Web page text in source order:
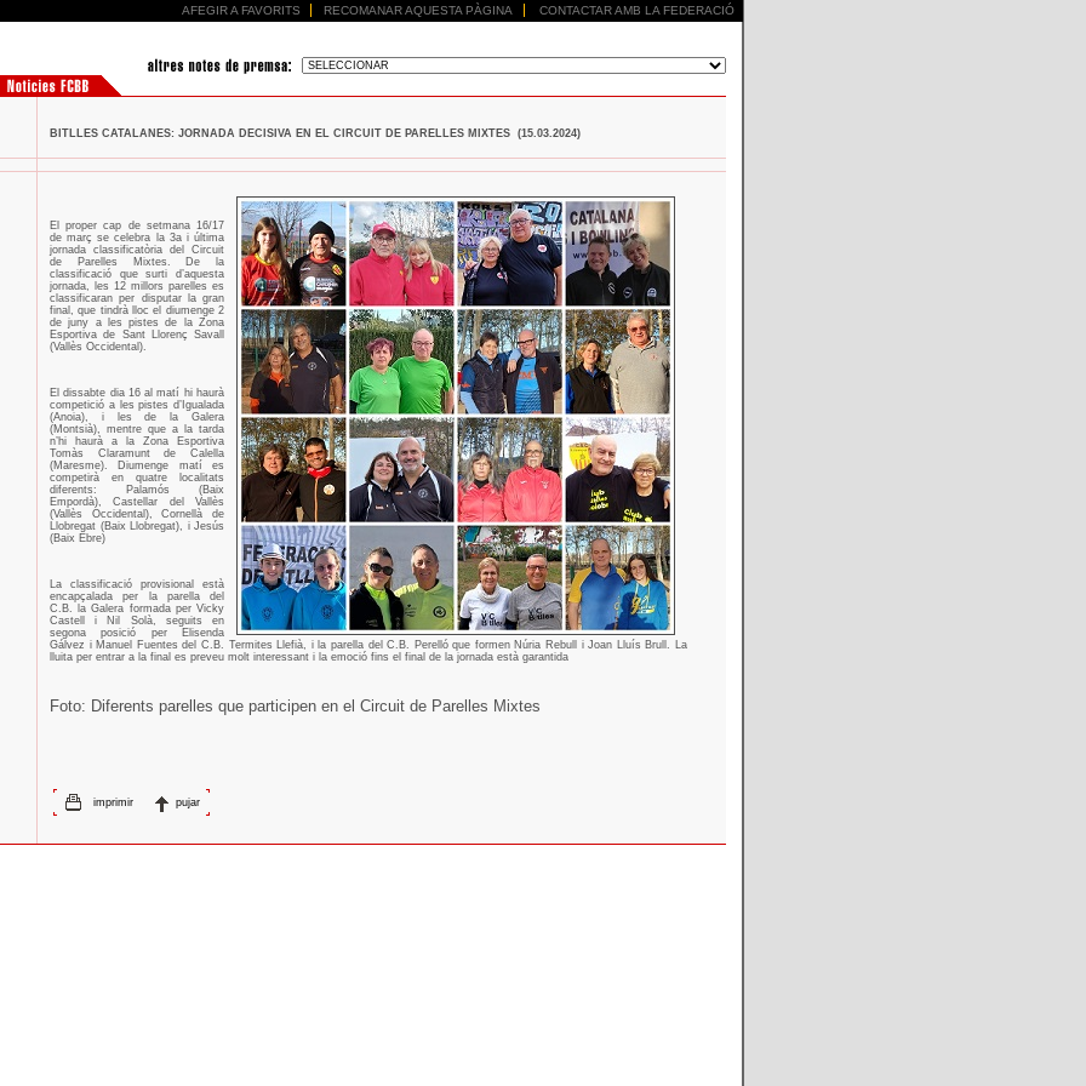
AFEGIR A FAVORITS RECOMANAR AQUESTA PÀGINA CONTACTAR AMB LA FEDERACIÓ
BITLLES CATALANES: JORNADA DECISIVA EN EL CIRCUIT DE PARELLES MIXTES (15.03.2024)
El proper cap de setmana 16/17
de març se celebra la 3a i última
jornada classificatòria del Circuit
de Parelles Mixtes. De la
classificació que surti d’aquesta
jornada, les 12 millors parelles es
classificaran per disputar la gran
final, que tindrà lloc el diumenge 2
de juny a les pistes de la Zona
Esportiva de Sant Llorenç Savall
(Vallès Occidental).
El dissabte dia 16 al matí hi haurà
competició a les pistes d’Igualada
(Anoia), i les de la Galera
(Montsià), mentre que a la tarda
n’hi haurà a la Zona Esportiva
Tomàs Claramunt de Calella
(Maresme). Diumenge matí es
competirà en quatre localitats
diferents: Palamós (Baix
Empordà), Castellar del Vallès
(Vallès Occidental), Cornellà de
Llobregat (Baix Llobregat), i Jesús
(Baix Ebre)
La classificació provisional està
encapçalada per la parella del
C.B. la Galera formada per Vicky
Castell i Nil Solà, seguits en
segona posició per Elisenda
Gálvez i Manuel Fuentes del C.B. Termites Llefià, i la parella del C.B. Perelló que formen Núria Rebull i Joan Lluís Brull. La
lluita per entrar a la final es preveu molt interessant i la emoció fins el final de la jornada està garantida
Foto: Diferents parelles que participen en el Circuit de Parelles Mixtes
imprimir pujar